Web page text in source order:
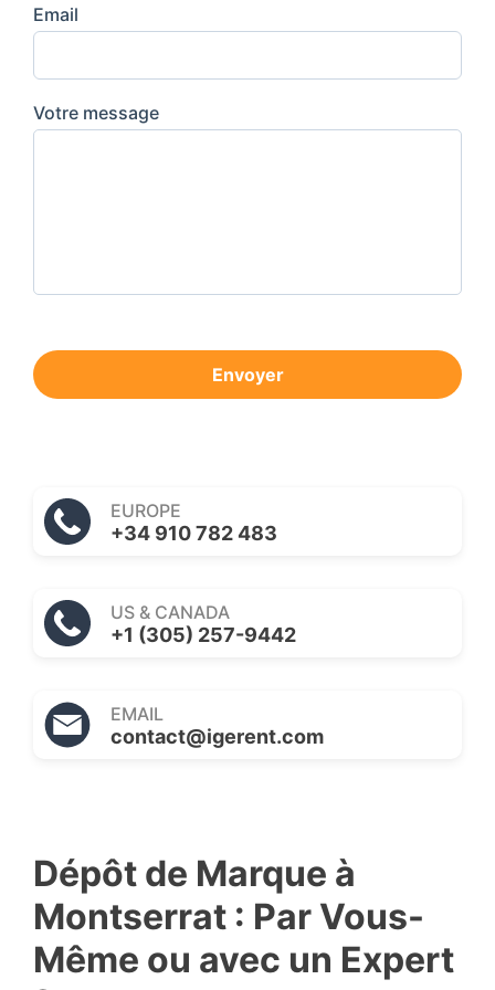
Email
Votre message
Envoyer
EUROPE
+34 910 782 483
US & CANADA
+1 (305) 257-9442
EMAIL
contact@igerent.com
Dépôt de Marque à
Montserrat : Par Vous-
Même ou avec un Expert